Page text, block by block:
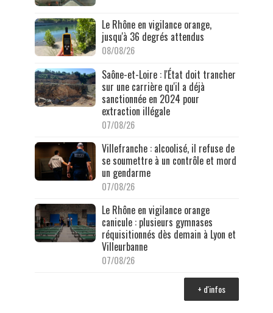
Le Rhône en vigilance orange,
jusqu'à 36 degrés attendus
08/08/26
Saône-et-Loire : l'État doit trancher
sur une carrière qu'il a déjà
sanctionnée en 2024 pour
extraction illégale
07/08/26
Villefranche : alcoolisé, il refuse de
se soumettre à un contrôle et mord
un gendarme
07/08/26
Le Rhône en vigilance orange
canicule : plusieurs gymnases
réquisitionnés dès demain à Lyon et
Villeurbanne
07/08/26
+ d'infos